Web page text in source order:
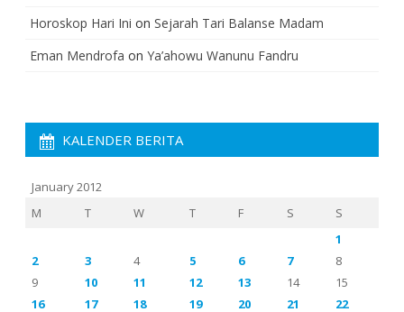
Horoskop Hari Ini on Sejarah Tari Balanse Madam
Eman Mendrofa on Ya’ahowu Wanunu Fandru
KALENDER BERITA
January 2012
M
T W T F S
S
1
2
3 4 5 6 7
8
9
10 11 12 13 14
15
16
17 18 19 20 21 22